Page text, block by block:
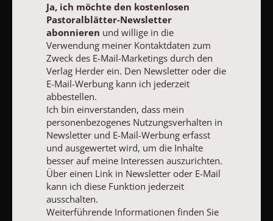
Ja, ich möchte den kostenlosen Pastoralblätter-Newsletter
abonnierenund willige in die Verwendung meiner Kontaktdaten
zum Zweck des E-Mail-Marketings durch den Verlag Herder ein.
Den Newsletter oder die E-Mail-Werbung kann ich jederzeit
abbestellen.
Ich bin einverstanden, dass mein personenbezogenes
Nutzungsverhalten in Newsletter und E-Mail-Werbung erfasst
und ausgewertet wird, um die Inhalte besser auf meine
Interessen auszurichten. Über einen Link in Newsletter oder E-
Mail kann ich diese Funktion jederzeit ausschalten.
Weiterführende Informationen finden Sie in unseren
Datenschutzhinweisen.
Ja, ich möchte den kostenlosen
Pastoralblätter-Newsletter
abonnieren und willige in die
Verwendung meiner Kontaktdaten zum
Zweck des E-Mail-Marketings durch den
Verlag Herder ein. Den Newsletter oder die
E-Mail-Werbung kann ich jederzeit
abbestellen.
Ich bin einverstanden, dass mein
personenbezogenes Nutzungsverhalten in
Newsletter und E-Mail-Werbung erfasst
und ausgewertet wird, um die Inhalte
besser auf meine Interessen auszurichten.
Über einen Link in Newsletter oder E-Mail
kann ich diese Funktion jederzeit
ausschalten.
Weiterführende Informationen finden Sie